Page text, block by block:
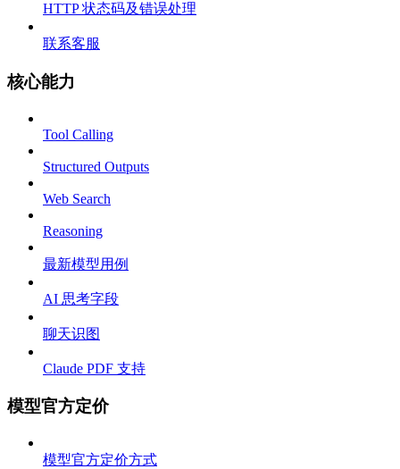
HTTP 状态码及错误处理
联系客服
核心能力
Tool Calling
Structured Outputs
Web Search
Reasoning
最新模型用例
AI 思考字段
聊天识图
Claude PDF 支持
模型官方定价
模型官方定价方式